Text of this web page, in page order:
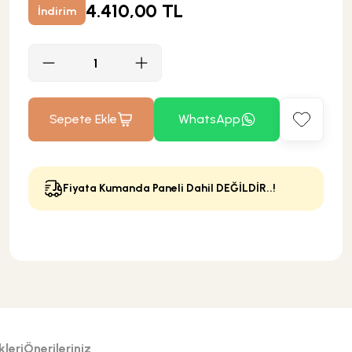
İndirim 4.410,00 TL
Sepete Ekle WhatsApp
Fiyata Kumanda Paneli Dahil DEĞİLDİR..!
Önerileriniz